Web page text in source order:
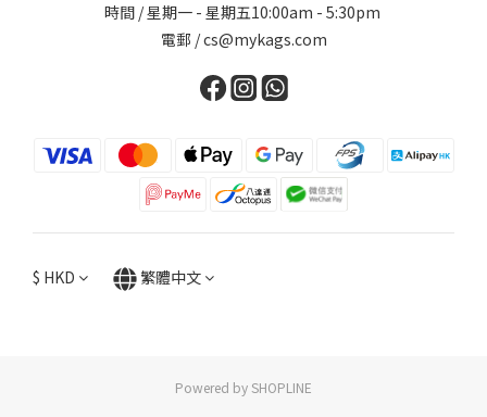
時間 / 星期一 - 星期五10:00am - 5:30pm
電郵 / cs@mykags.com
$ HKD 繁體中文
Powered by SHOPLINE